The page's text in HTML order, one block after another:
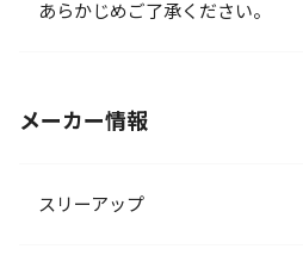
あらかじめご了承ください。
メーカー情報
スリーアップ